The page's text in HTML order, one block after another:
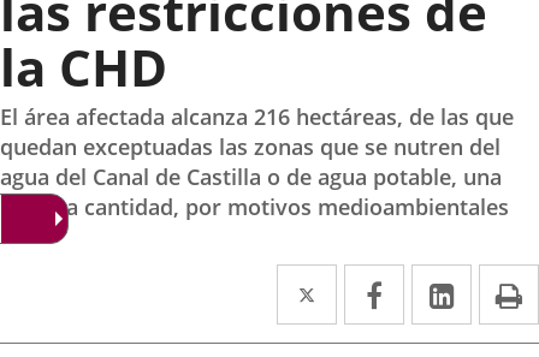
la CHD
El área afectada alcanza 216 hectáreas, de las que
quedan exceptuadas las zonas que se nutren del
agua del Canal de Castilla o de agua potable, una
mínima cantidad, por motivos medioambientales
Twitter
Enlace
a
Facebook
Enlace
a
Enlace
a